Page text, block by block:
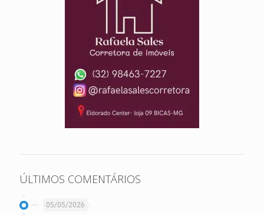
ÚLTIMOS COMENTÁRIOS
05/05/2026